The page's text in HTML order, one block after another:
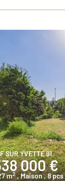
SUR YVETTE 91
000 €
m2 , Maison, 8 pcs